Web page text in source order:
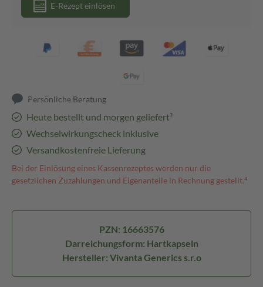
E-Rezept einlösen
Persönliche Beratung
Heute bestellt und morgen geliefert³
Wechselwirkungscheck inklusive
Versandkostenfreie Lieferung
Bei der Einlösung eines Kassenrezeptes werden nur die
gesetzlichen Zuzahlungen und Eigenanteile in Rechnung gestellt.⁴
PZN: 16663576
Darreichungsform: Hartkapseln
Hersteller: Vivanta Generics s.r.o